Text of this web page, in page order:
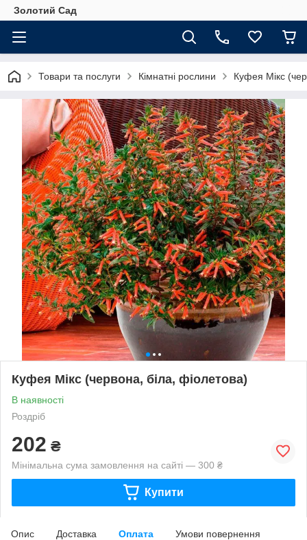
Золотий Сад
Товари та послуги Кімнатні рослини Куфея Мікс
Куфея Мікс (червона, біла, фіолетова)
В наявності
Роздріб
202 ₴
Мінімальна сума замовлення на сайті — 300 ₴
Купити
Опис Доставка Оплата Умови повернення